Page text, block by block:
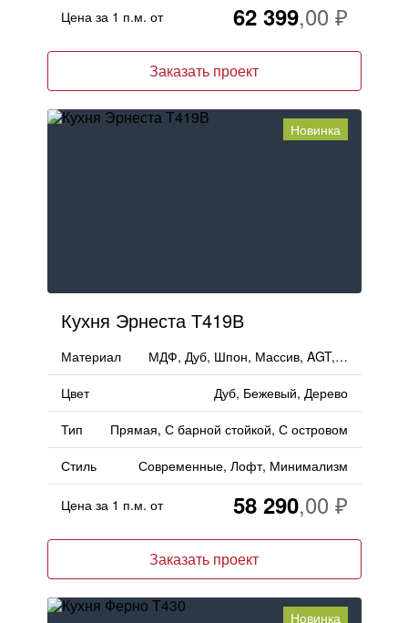
Цена за 1 п.м. от 62 399
Заказать проект
Новинка
Кухня Эрнеста Т419В
Материал
МДФ, Дуб, Шпон, Массив, AGT, ЛМДФ, Дерево
Цвет
Дуб, Бежевый, Дерево
Тип
Прямая, С барной стойкой, С островом
Стиль
Современные, Лофт, Минимализм
Цена за 1 п.м. от 58 290
Заказать проект
Новинка